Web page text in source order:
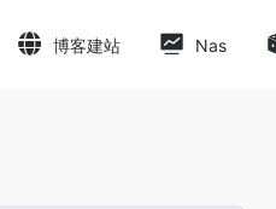
博客建站 Nas